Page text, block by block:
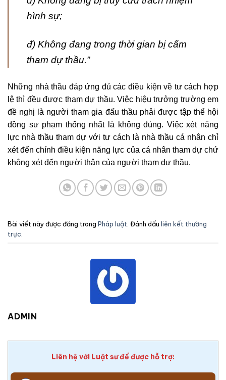
hình sự;
đ) Không đang trong thời gian bị cấm
tham dự thầu.”
Những nhà thầu đáp ứng đủ các điều kiện về tư cách hợp
lệ thì đều được tham dự thầu. Việc hiệu trưởng trường em
đề nghị là người tham gia đấu thầu phải được tập thể hội
đồng sư phạm thống nhất là không đúng. Việc xét năng
lực nhà thầu tham dự với tư cách là nhà thầu cá nhân chỉ
xét đến chính điều kiện năng lực của cá nhân tham dự chứ
không xét đến người thân của người tham dự thầu.
Bài viết này được đăng trong Pháp luật . Đánh dấu liên kết thường
trực
ADMIN
Liên hệ với Luật sư để được hỗ trợ: